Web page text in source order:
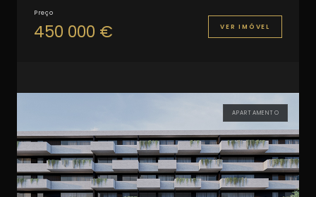
Preço
450 000 € VER IMÓVEL
APARTAMENTO